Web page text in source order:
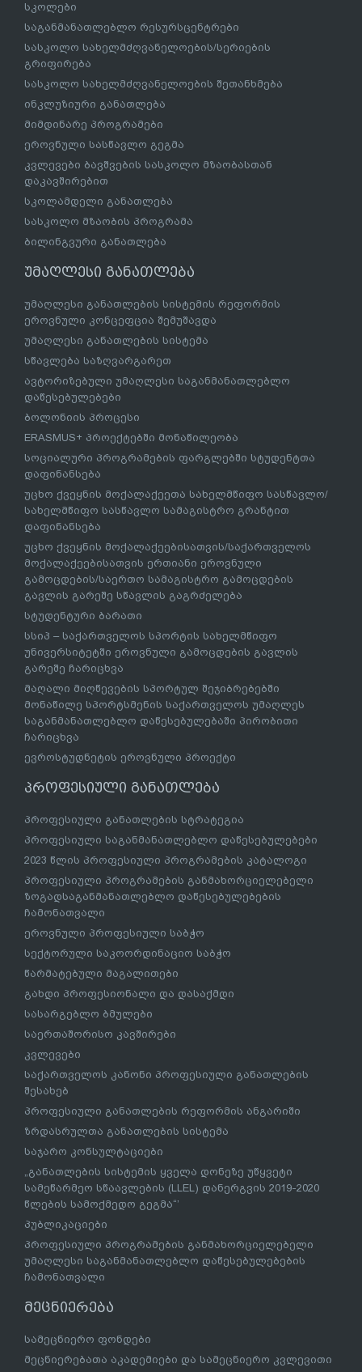
სკოლები
საგანმანათლებლო რესურსცენტრები
სასკოლო სახელმძღვანელოების/სერიების
გრიფირება
სასკოლო სახელმძღვანელოების შეთანხმება
ინკლუზიური განათლება
მიმდინარე პროგრამები
ეროვნული სასწავლო გეგმა
კვლევები ბავშვების სასკოლო მზაობასთან
დაკავშირებით
სკოლამდელი განათლება
სასკოლო მზაობის პროგრამა
ბილინგვური განათლება
უმაღლესი განათლება
უმაღლესი განათლების სისტემის რეფორმის
ეროვნული კონცეფცია შემუშავდა
უმაღლესი განათლების სისტემა
სწავლება საზღვარგარეთ
ავტორიზებული უმაღლესი საგანმანათლებლო
დაწესებულებები
ბოლონიის პროცესი
ERASMUS+ პროექტებში მონაწილეობა
სოციალური პროგრამების ფარგლებში სტუდენტთა
დაფინანსება
უცხო ქვეყნის მოქალაქეეთა სახელმწიფო სასწავლო/
სახელმწიფო სასწავლო სამაგისტრო გრანტით
დაფინანსება
უცხო ქვეყნის მოქალაქეებისათვის/საქართველოს
მოქალაქეებისათვის ერთიანი ეროვნული
გამოცდების/საერთო სამაგისტრო გამოცდების
გავლის გარეშე სწავლის გაგრძელება
სტუდენტური ბარათი
სსიპ – საქართველოს სპორტის სახელმწიფო
უნივერსიტეტში ეროვნული გამოცდების გავლის
გარეშე ჩარიცხვა
მაღალი მიღწევების სპორტულ შეჯიბრებებში
მონაწილე სპორტსმენის საქართველოს უმაღლეს
საგანმანათლებლო დაწესებულებაში პირობითი
ჩარიცხვა
ევროსტუდნეტის ეროვნული პროექტი
პროფესიული განათლება
პროფესიული განათლების სტრატეგია
პროფესიული საგანმანათლებლო დაწესებულებები
2023 წლის პროფესიული პროგრამების კატალოგი
პროფესიული პროგრამების განმახორციელებელი
ზოგადსაგანმანათლებლო დაწესებულებების
ჩამონათვალი
ეროვნული პროფესიული საბჭო
სექტორული საკოორდინაციო საბჭო
წარმატებული მაგალითები
გახდი პროფესიონალი და დასაქმდი
სასარგებლო ბმულები
საერთაშორისო კავშირები
კვლევები
საქართველოს კანონი პროფესიული განათლების
შესახებ
პროფესიული განათლების რეფორმის ანგარიში
ზრდასრულთა განათლების სისტემა
საჯარო კონსულტაციები
„განათლების სისტემის ყველა დონეზე უწყვეტი
სამეწარმეო სწაავლების (LLEL) დანერგვის 2019-2020
წლების სამოქმედო გეგმა“’
პუბლიკაციები
პროფესიული პროგრამების განმახორციელებელი
უმაღლესი საგანმანათლებლო დაწესებულებების
ჩამონათვალი
მეცნიერება
სამეცნიერო ფონდები
მეცნიერებათა აკადემიები და სამეცნიერო კვლევითი